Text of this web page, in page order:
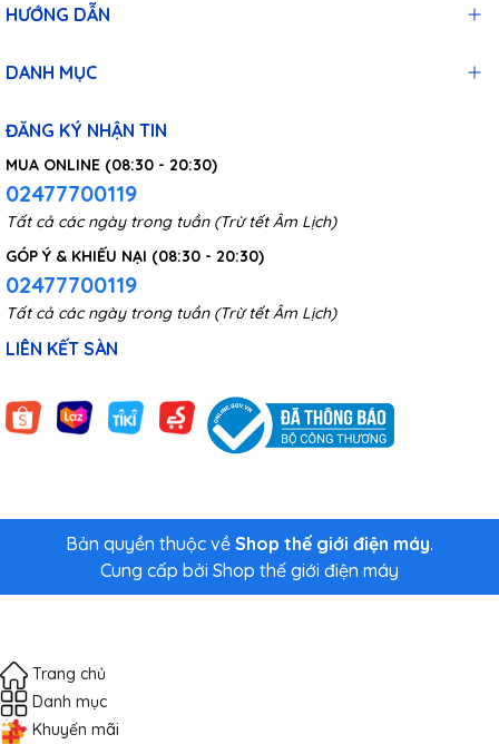
HƯỚNG DẪN
DANH MỤC
ĐĂNG KÝ NHẬN TIN
MUA ONLINE (08:30 - 20:30)
02477700119
Tất cả các ngày trong tuần (Trừ tết Âm Lịch)
GÓP Ý & KHIẾU NẠI (08:30 - 20:30)
02477700119
Tất cả các ngày trong tuần (Trừ tết Âm Lịch)
LIÊN KẾT SÀN
Bản quyền thuộc về Shop thế giới điện máy.
Cung cấp bởi Shop thế giới điện máy
Trang chủ
Danh mục
Khuyến mãi